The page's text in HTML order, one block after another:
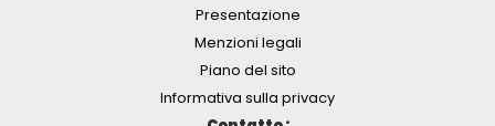
Presentazione
Menzioni legali
Piano del sito
Informativa sulla privacy